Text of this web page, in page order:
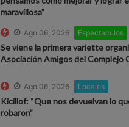
maravillosa”
Ago 06, 2026 Espectaculos
Se viene la primera variette
Asociación Amigos del Complejo
Ago 06, 2026 Locales
Kicillof: “Que nos devuelvan lo
robaron”